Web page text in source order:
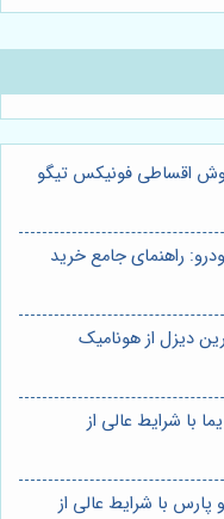
اقساطی فونیکس تیگو
راهنمای جامع خرید
دیزل از هونامیک
با شرایط عالی از
پارس با شرایط عالی از